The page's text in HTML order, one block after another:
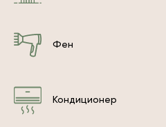
Фен
Кондиционер